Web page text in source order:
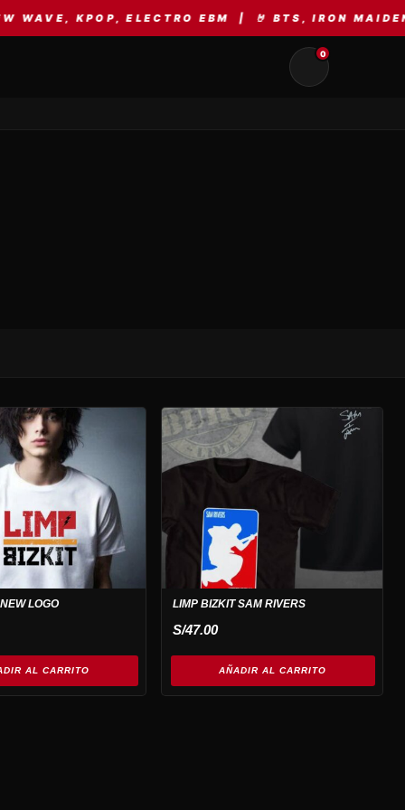
KPOP, ELECTRO EBM | 🤘 BTS, IRON MAIDEN,
0
LOGO
AL CARRITO
LIMP BIZKIT SAM RIVERS
S/47.00
AÑADIR AL CARRITO